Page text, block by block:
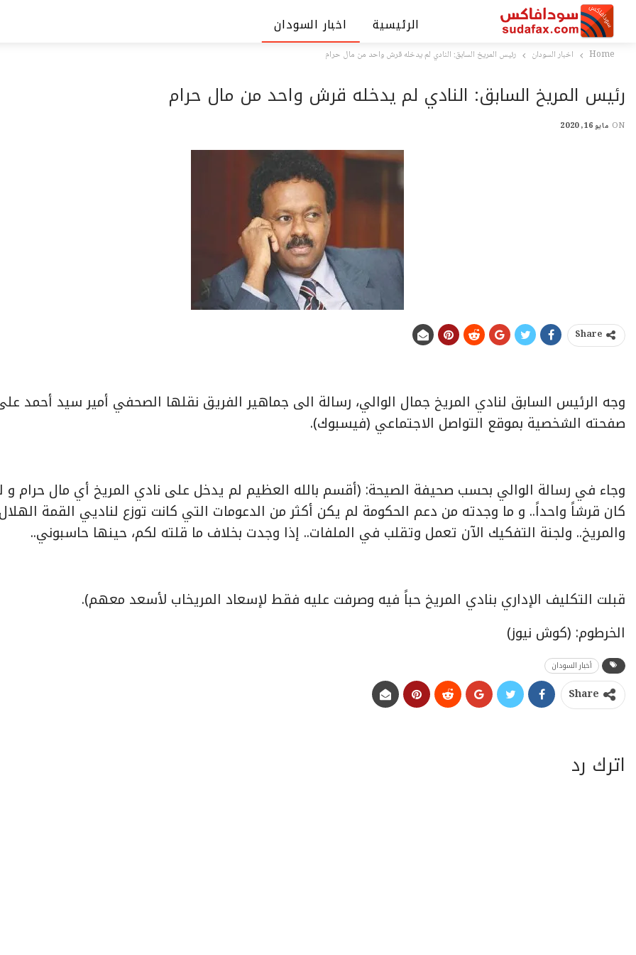
الرئيسية اخبار السودان
Home اخبار السودان رئيس المريخ السابق: النادي لم يدخله قرش واحد من مال حرام
رئيس المريخ السابق: النادي لم يدخله قرش واحد من مال حرام
ON مايو 16, 2020
Share
وجه الرئيس السابق لنادي المريخ جمال الوالي، رسالة الى جماهير الفريق نقلها الصحفي أمير سيد أحمد
صفحته الشخصية بموقع التواصل الاجتماعي (فيسبوك).
وجاء في رسالة الوالي بحسب صحيفة الصيحة: (أقسم بالله العظيم لم يدخل على نادي المريخ أي مال حرام و
كان قرشاً واحداً.. و ما وجدته من دعم الحكومة لم يكن أكثر من الدعومات التي كانت توزع لناديي القمة
والمريخ.. ولجنة التفكيك الآن تعمل وتقلب في الملفات.. إذا وجدت بخلاف ما قلته لكم، حينها حاسبوني..
قبلت التكليف الإداري بنادي المريخ حباً فيه وصرفت عليه فقط لإسعاد المريخاب لأسعد معهم).
الخرطوم: (كوش نيوز)
أخبار السودان
Share
اترك رد